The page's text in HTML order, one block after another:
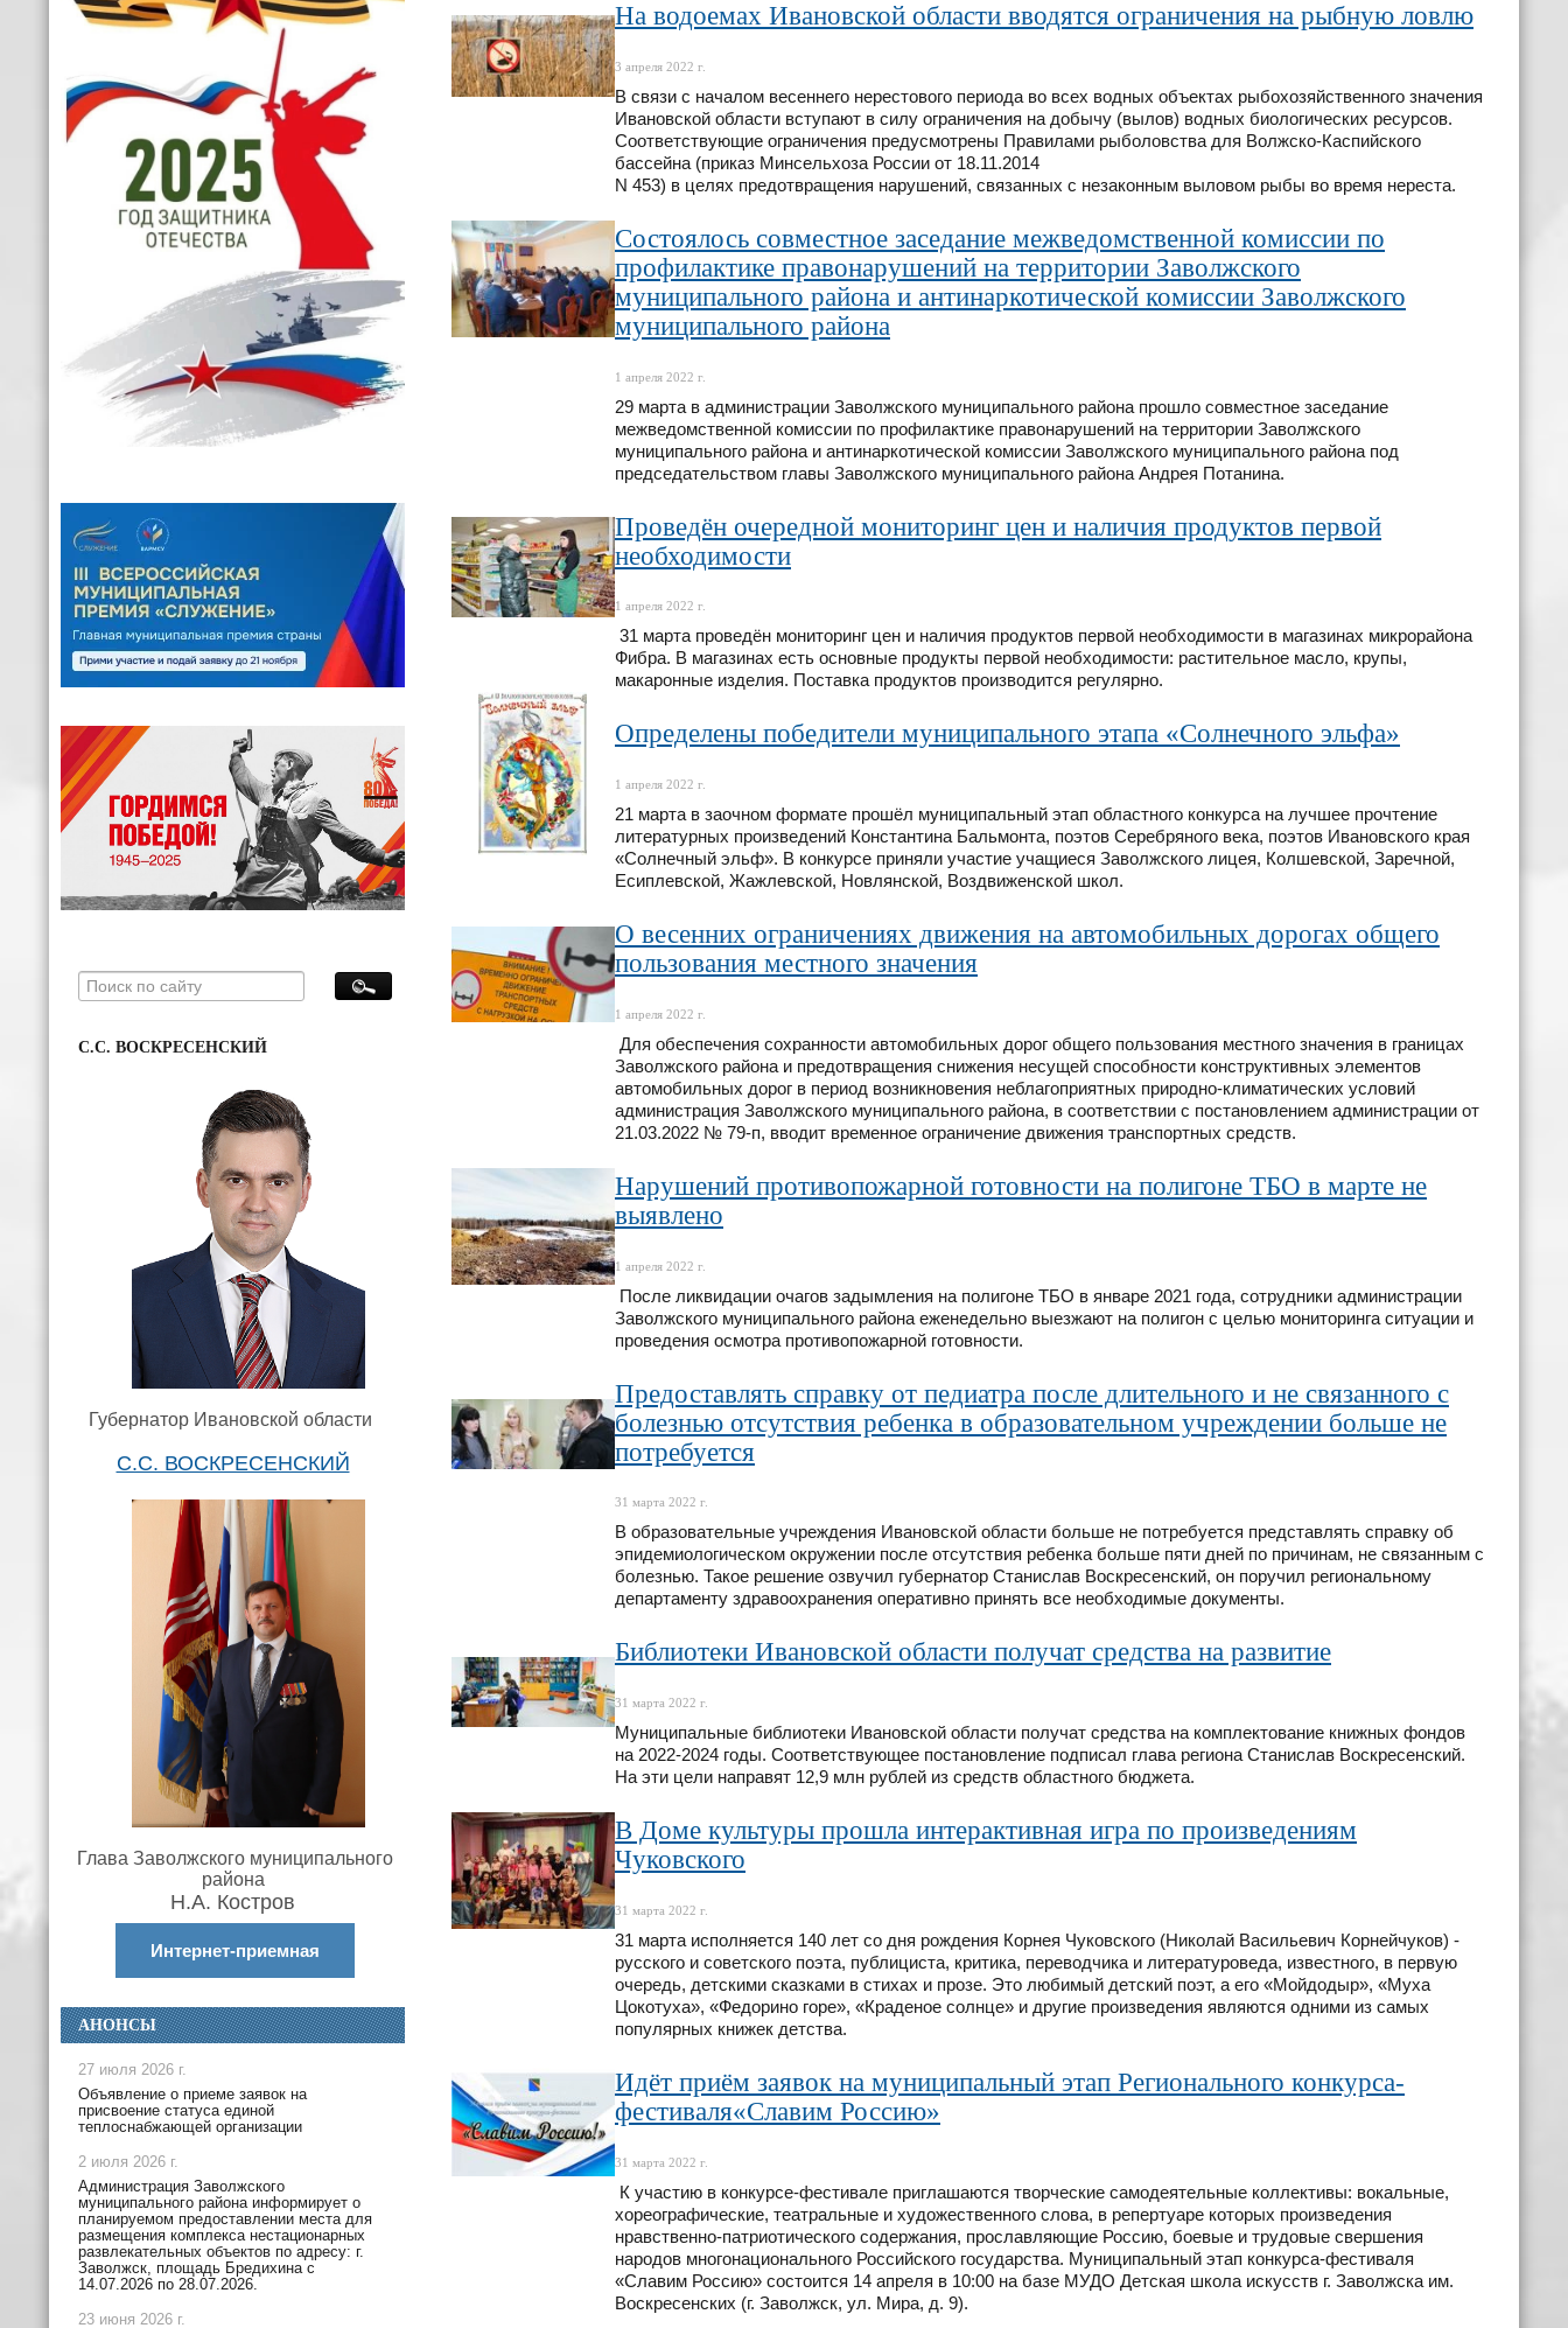
С.С. ВОСКРЕСЕНСКИЙ
Губернатор Ивановской области
С.С. ВОСКРЕСЕНСКИЙ
Глава Заволжского муниципального
района
Н.А. Костров
Интернет-приемная
АНОНСЫ
27 июля 2026 г.
Объявление о приеме заявок на
присвоение статуса единой
теплоснабжающей организации
2 июля 2026 г.
Администрация Заволжского
муниципального района информирует о
планируемом предоставлении места для
размещения комплекса нестационарных
развлекательных объектов по адресу: г.
Заволжск, площадь Бредихина с
14.07.2026 по 28.07.2026.
23 июня 2026 г.
На водоемах Ивановской области вводятся ограничения на рыбную ловлю
3 апреля 2022 г.
В связи с началом весеннего нерестового периода во всех водных объектах рыбохозяйственного значения
Ивановской области вступают в силу ограничения на добычу (вылов) водных биологических ресурсов.
Соответствующие ограничения предусмотрены Правилами рыболовства для Волжско-Каспийского
бассейна (приказ Минсельхоза России от 18.11.2014
N 453) в целях предотвращения нарушений, связанных с незаконным выловом рыбы во время нереста.
Состоялось совместное заседание межведомственной комиссии по
профилактике правонарушений на территории Заволжского
муниципального района и антинаркотической комиссии Заволжского
муниципального района
1 апреля 2022 г.
29 марта в администрации Заволжского муниципального района прошло совместное заседание
межведомственной комиссии по профилактике правонарушений на территории Заволжского
муниципального района и антинаркотической комиссии Заволжского муниципального района под
председательством главы Заволжского муниципального района Андрея Потанина.
Проведён очередной мониторинг цен и наличия продуктов первой
необходимости
1 апреля 2022 г.
31 марта проведён мониторинг цен и наличия продуктов первой необходимости в магазинах микрорайона
Фибра. В магазинах есть основные продукты первой необходимости: растительное масло, крупы,
макаронные изделия. Поставка продуктов производится регулярно.
Определены победители муниципального этапа «Солнечного эльфа»
1 апреля 2022 г.
21 марта в заочном формате прошёл муниципальный этап областного конкурса на лучшее прочтение
литературных произведений Константина Бальмонта, поэтов Серебряного века, поэтов Ивановского края
«Солнечный эльф». В конкурсе приняли участие учащиеся Заволжского лицея, Колшевской, Заречной,
Есиплевской, Жажлевской, Новлянской, Воздвиженской школ.
О весенних ограничениях движения на автомобильных дорогах общего
пользования местного значения
1 апреля 2022 г.
Для обеспечения сохранности автомобильных дорог общего пользования местного значения в границах
Заволжского района и предотвращения снижения несущей способности конструктивных элементов
автомобильных дорог в период возникновения неблагоприятных природно-климатических условий
администрация Заволжского муниципального района, в соответствии с постановлением администрации от
21.03.2022 № 79-п, вводит временное ограничение движения транспортных средств.
Нарушений противопожарной готовности на полигоне ТБО в марте не
выявлено
1 апреля 2022 г.
После ликвидации очагов задымления на полигоне ТБО в январе 2021 года, сотрудники администрации
Заволжского муниципального района еженедельно выезжают на полигон с целью мониторинга ситуации и
проведения осмотра противопожарной готовности.
Предоставлять справку от педиатра после длительного и не связанного с
болезнью отсутствия ребенка в образовательном учреждении больше не
потребуется
31 марта 2022 г.
В образовательные учреждения Ивановской области больше не потребуется представлять справку об
эпидемиологическом окружении после отсутствия ребенка больше пяти дней по причинам, не связанным с
болезнью. Такое решение озвучил губернатор Станислав Воскресенский, он поручил региональному
департаменту здравоохранения оперативно принять все необходимые документы.
Библиотеки Ивановской области получат средства на развитие
31 марта 2022 г.
Муниципальные библиотеки Ивановской области получат средства на комплектование книжных фондов
на 2022-2024 годы. Соответствующее постановление подписал глава региона Станислав Воскресенский.
На эти цели направят 12,9 млн рублей из средств областного бюджета.
В Доме культуры прошла интерактивная игра по произведениям
Чуковского
31 марта 2022 г.
31 марта исполняется 140 лет со дня рождения Корнея Чуковского (Николай Васильевич Корнейчуков) -
русского и советского поэта, публициста, критика, переводчика и литературоведа, известного, в первую
очередь, детскими сказками в стихах и прозе. Это любимый детский поэт, а его «Мойдодыр», «Муха
Цокотуха», «Федорино горе», «Краденое солнце» и другие произведения являются одними из самых
популярных книжек детства.
Идёт приём заявок на муниципальный этап Регионального конкурса-
фестиваля«Славим Россию»
31 марта 2022 г.
К участию в конкурсе-фестивале приглашаются творческие самодеятельные коллективы: вокальные,
хореографические, театральные и художественного слова, в репертуаре которых произведения
нравственно-патриотического содержания, прославляющие Россию, боевые и трудовые свершения
народов многонационального Российского государства. Муниципальный этап конкурса-фестиваля
«Славим Россию» состоится 14 апреля в 10:00 на базе МУДО Детская школа искусств г. Заволжска им.
Воскресенских (г. Заволжск, ул. Мира, д. 9).